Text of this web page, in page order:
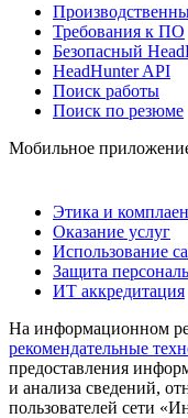
Требования к ПО
Безопасный
HeadHunter API
Поиск работы
Поиск по резюме
Мобильное
Этика и
Оказание услуг
Использование
Защита
ИТ аккредитация
На информационном
рекомендательные
предоставления
и анализа сведений,
пользователей сети